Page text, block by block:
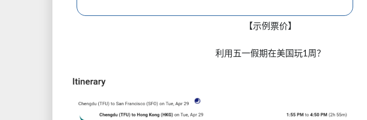
飞
国！
【示例票价】
利用五一假期在美国玩1周？